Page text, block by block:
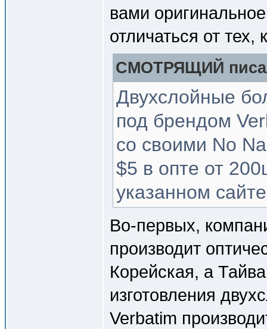
вами
отличаться от
СМОТРЯЩИЙ
Двухслойные
под брендом
со своими No
$5 в опте от
указанном
Во-первых,
производит
Корейская, а
изготовления
Verbatim